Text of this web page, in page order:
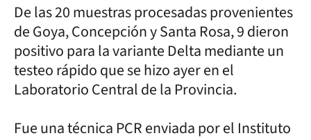
De las 20 muestras procesadas provenientes
de Goya, Concepción y Santa Rosa, 9 dieron
positivo para la variante Delta mediante un
testeo rápido que se hizo ayer en el
Laboratorio Central de la Provincia.
Fue una técnica PCR enviada por el Instituto